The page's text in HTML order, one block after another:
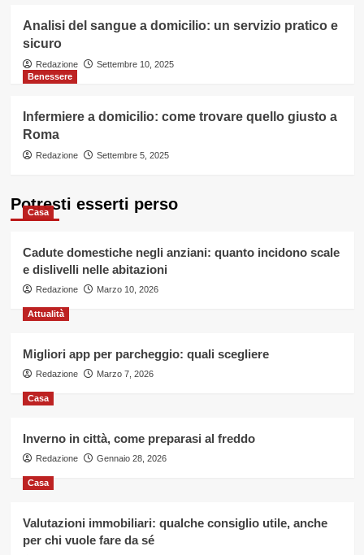
Analisi del sangue a domicilio: un servizio pratico e
sicuro
Redazione
Settembre 10, 2025
Benessere
Infermiere a domicilio: come trovare quello giusto a
Roma
Redazione Settembre 5, 2025
Potresti esserti perso
Casa
Cadute domestiche negli anziani: quanto incidono scale
e dislivelli nelle abitazioni
Redazione Marzo 10, 2026
Attualità
Migliori app per parcheggio: quali scegliere
Redazione Marzo 7, 2026
Casa
Inverno in città, come preparasi al freddo
Redazione Gennaio 28, 2026
Casa
Valutazioni immobiliari: qualche consiglio utile, anche
per chi vuole fare da sé